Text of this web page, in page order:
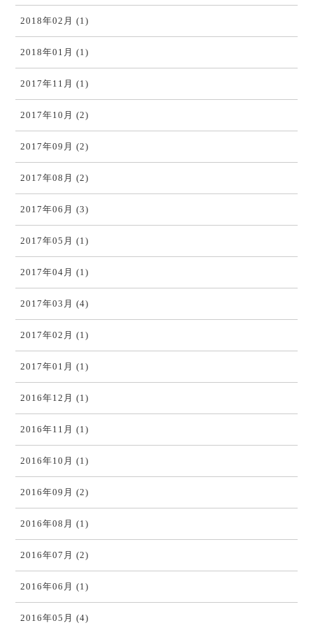
2018年02月 (1)
2018年01月 (1)
2017年11月 (1)
2017年10月 (2)
2017年09月 (2)
2017年08月 (2)
2017年06月 (3)
2017年05月 (1)
2017年04月 (1)
2017年03月 (4)
2017年02月 (1)
2017年01月 (1)
2016年12月 (1)
2016年11月 (1)
2016年10月 (1)
2016年09月 (2)
2016年08月 (1)
2016年07月 (2)
2016年06月 (1)
2016年05月 (4)